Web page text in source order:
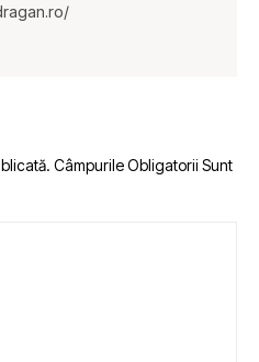
Câmpurile Obligatorii Sunt